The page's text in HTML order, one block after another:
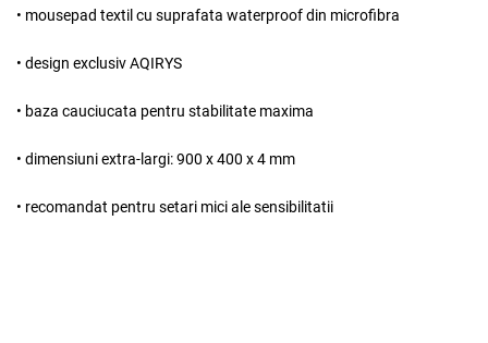
• mousepad textil cu suprafata waterproof din microfibra
• design exclusiv AQIRYS
• baza cauciucata pentru stabilitate maxima
• dimensiuni extra-largi: 900 x 400 x 4 mm
• recomandat pentru setari mici ale sensibilitatii